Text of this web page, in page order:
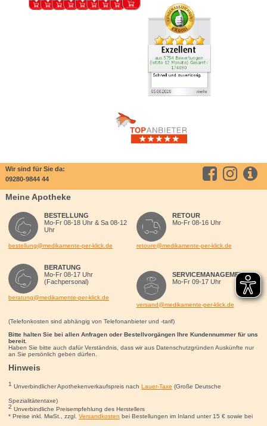
Wir sind für Sie da:
09280-9844 44
Meine Apotheke
BESTELLUNG
Mo-Fr 08-18 Uhr & Sa 08-12
Uhr
bestellung@medikamente-per-klick.de
BERATUNG
Mo-Fr 08-17 Uhr
(Fachpersonal)
beratung@medikamente-per-klick.de
RETOUR
Mo-Fr 08-16 Uhr
retoure@medikamente-per-klick.de
SERVICEMANAGEMENT
Mo-Fr 09-17 Uhr
versand@medikamente-per-klick.de
(Telefonkosten sind abhängig von Telefonanbieter und -tarif)
Bitte halten Sie bei allen Anfragen oder Bestellvorgängen Ihre Kundennummer für uns
bereit.
Haben Sie bitte auch dafür Verständnis, dass wir aus Datenschutzgründen Auskünfte nur
an Sie persönlich geben dürfen.
Hinweis
1 Unverbindlicher Apothekenverkaufspreis nach Lauer-Taxe (Große Deutsche
Spezialitätentaxe)
2 Unverbindliche Preisempfehlung des Herstellers
* Preise inkl. MwSt., zzgl. Versandkosten bei Bestellungen im Inland unter 15 €sowie bei